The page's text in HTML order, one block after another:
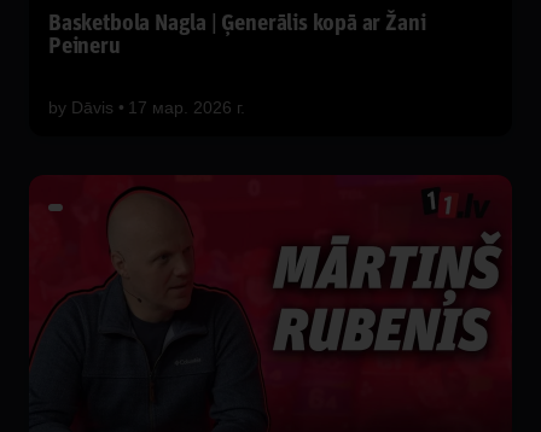
Basketbola Nagla | Ģenerālis kopā ar Žani
Peineru
by Dāvis 17 мар. 2026 г.